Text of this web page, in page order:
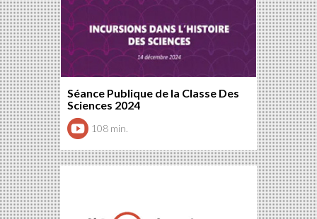
Séance Publique de la Classe Des
Sciences 2024
108 min.